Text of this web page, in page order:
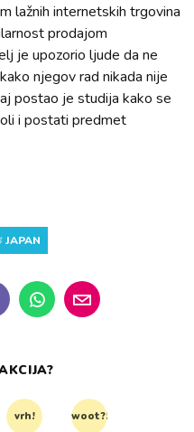
lažnih internetskih trgovina
prodajom
je upozorio ljude da ne
njegov rad nikada nije
postao je studija kako se
i postati predmet
JAPAN
vrh! woot?!